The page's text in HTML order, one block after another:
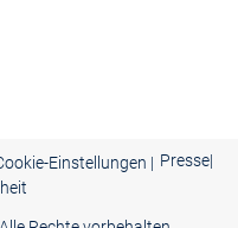
Einstellungen | Presse|